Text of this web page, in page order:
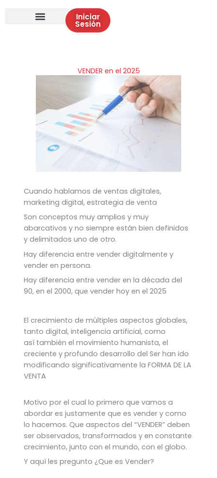
Iniciar
Sesión
VENDER en el 2025
Cuando hablamos de ventas digitales,
marketing digital, estrategia de venta
Son conceptos muy amplios y muy
abarcativos y no siempre están bien definidos
y delimitados uno de otro.
Hay diferencia entre vender digitalmente y
vender en persona.
Hay diferencia entre vender en la década del
90, en el 2000, que vender hoy en el 2025
El crecimiento de múltiples aspectos globales,
tanto digital, inteligencia artificial, como
así también el movimiento humanista, el
creciente y profundo desarrollo del Ser han ido
modificando significativamente la FORMA DE LA
VENTA
Motivo por el cual lo primero que vamos a
abordar es justamente que es vender y como
lo hacemos. Que aspectos del “VENDER” deben
ser observados, transformados y en constante
crecimiento, junto con el mundo, con el globo.
Y aquí les pregunto ¿Que es Vender?